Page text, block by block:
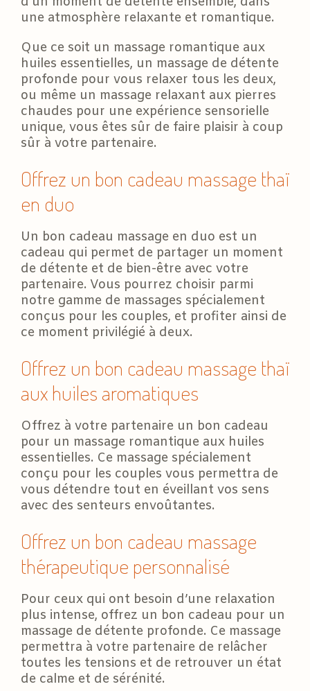
une atmosphère relaxante et romantique.
Que ce soit un massage romantique aux
huiles essentielles, un massage de détente
profonde pour vous relaxer tous les deux,
ou même un massage relaxant aux pierres
chaudes pour une expérience sensorielle
unique, vous êtes sûr de faire plaisir à coup
sûr à votre partenaire.
Offrez un bon cadeau massage thaï
en duo
Un bon cadeau massage en duo est un
cadeau qui permet de partager un moment
de détente et de bien-être avec votre
partenaire. Vous pourrez choisir parmi
notre gamme de massages spécialement
conçus pour les couples, et profiter ainsi de
ce moment privilégié à deux.
Offrez un bon cadeau massage thaï
aux huiles aromatiques
Offrez à votre partenaire un bon cadeau
pour un massage romantique aux huiles
essentielles. Ce massage spécialement
conçu pour les couples vous permettra de
vous détendre tout en éveillant vos sens
avec des senteurs envoûtantes.
Offrez un bon cadeau massage
thérapeutique personnalisé
Pour ceux qui ont besoin d’une relaxation
plus intense, offrez un bon cadeau pour un
massage de détente profonde. Ce massage
permettra à votre partenaire de relâcher
toutes les tensions et de retrouver un état
de calme et de sérénité.